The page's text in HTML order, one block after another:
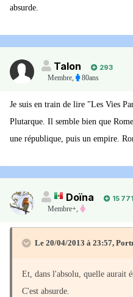
absurde.
Talon
293
Membre, 80ans
Je suis en train de lire "Les Vies
Plutarque. Il semble bien que
une république, puis un empire.
Doïna
15 771
Membre+,
Le 20/04/2013 à 23:57,
Et, dans l'absolu, quelle aurait
C'est absurde.